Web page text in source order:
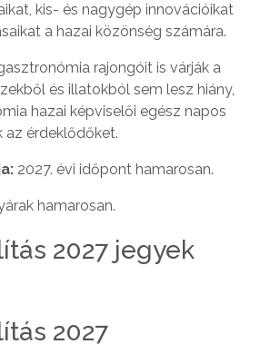
kis- és nagygép innovációikat
a hazai közönség számára.
rajongóit is várják a
és illatokból sem lesz hiány,
hazai képviselői egész napos
az érdeklődőket.
2027. évi időpont hamarosan.
hamarosan.
2027 jegyek
2027